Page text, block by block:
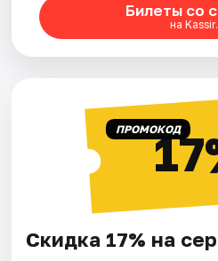
Билеты со
на
ПРОМОКОД
Скидка 17% на